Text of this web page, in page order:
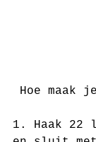
Hoe maak
1. Haak 22